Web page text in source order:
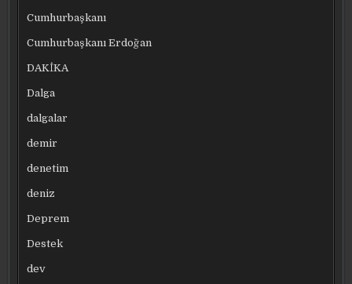
Cumhurbaşkanı
Cumhurbaşkanı Erdoğan
DAKİKA
Dalga
dalgalar
demir
denetim
deniz
Deprem
Destek
dev